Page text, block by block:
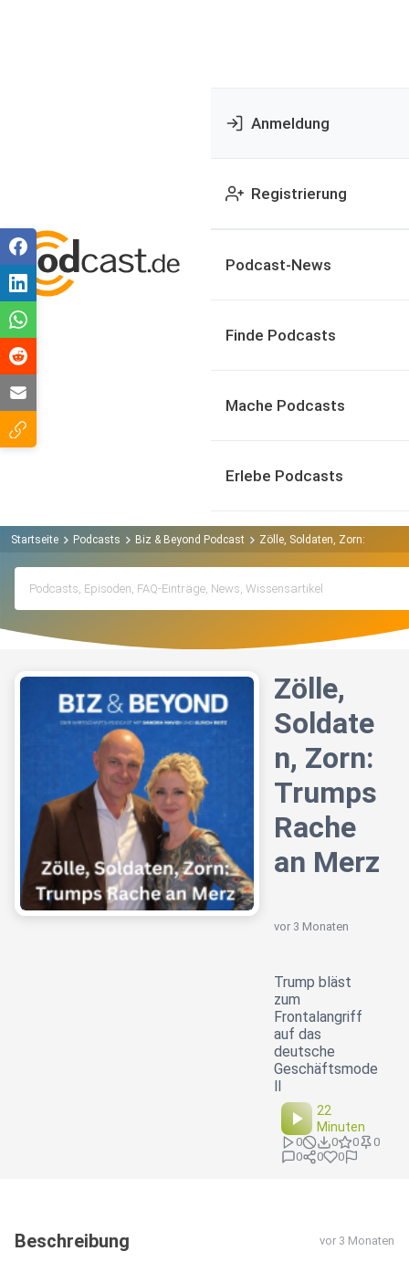
Anmeldung
Registrierung
Podcast-News
Finde Podcasts
Mache Podcasts
Erlebe Podcasts
Startseite Podcasts Biz & Beyond Podcast Zölle, Soldaten, Zorn:
Zölle,
Soldate
n, Zorn:
Trumps
Rache
an Merz
vor 3 Monaten
Trump bläst
zum
Frontalangriff
auf das
deutsche
Geschäftsmode
22
Minuten
0 0 0
0
0
0 0
Beschreibung vor 3 Monaten